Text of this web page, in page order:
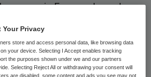
in Europa slaan alarm
Volgens onderzoek
tien kinderen (10 miljoen) in
maken met huiselijk geweld.
Your Privacy
store and access personal data, like browsing data
your device. Selecting I Accept enables tracking
the purposes shown under we and our partners
Selecting Reject All or withdrawing your consent will
are disabled, some content and ads you see may not